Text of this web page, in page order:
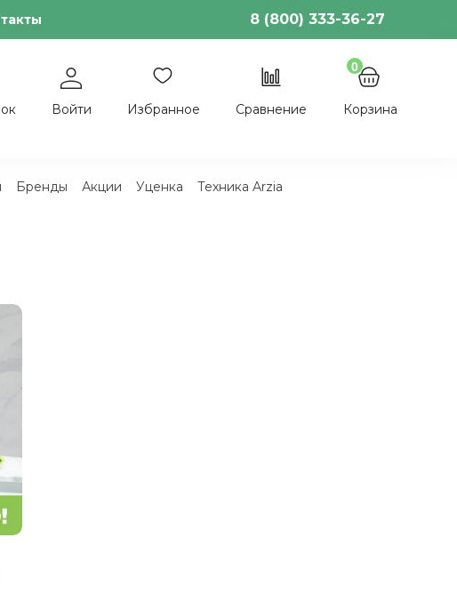
8 (800) 333-36-27
Войти Избранное Сравнение
0
Корзина
Бренды Акции Уценка Техника Arzia